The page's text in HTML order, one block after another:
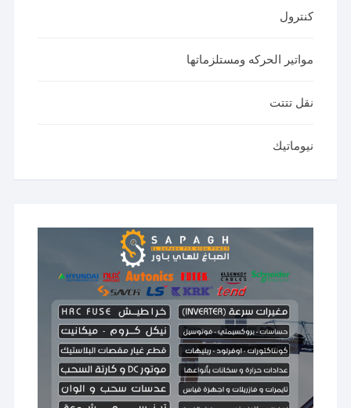
كنترول
مواتير الحركه ومستلزماتها
نقل تتتت
نيوماتيك